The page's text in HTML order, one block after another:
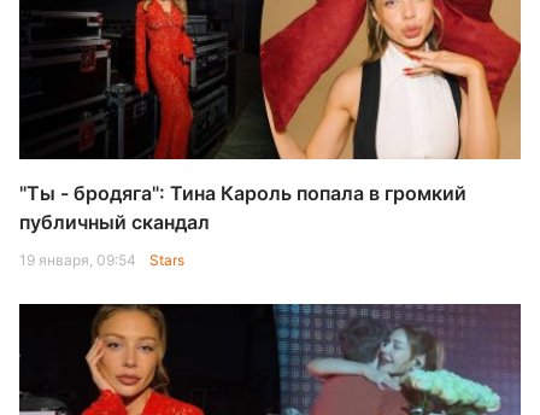
"Ты - бродяга": Тина Кароль попала в громкий
публичный скандал
19 января, 09:54 Stars